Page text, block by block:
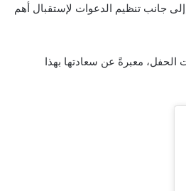
جانب تنظيم الدعوات لإستقبال أهم
معبرةً عن سعادتها بهذا